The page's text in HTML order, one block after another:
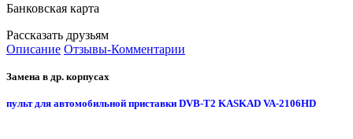
Банковская карта
Рассказать друзьям
Описание Отзывы-Комментарии
Замена в др. корпусах
пульт для автомобильной приставки DVB-T2 KASKAD VA-2106HD